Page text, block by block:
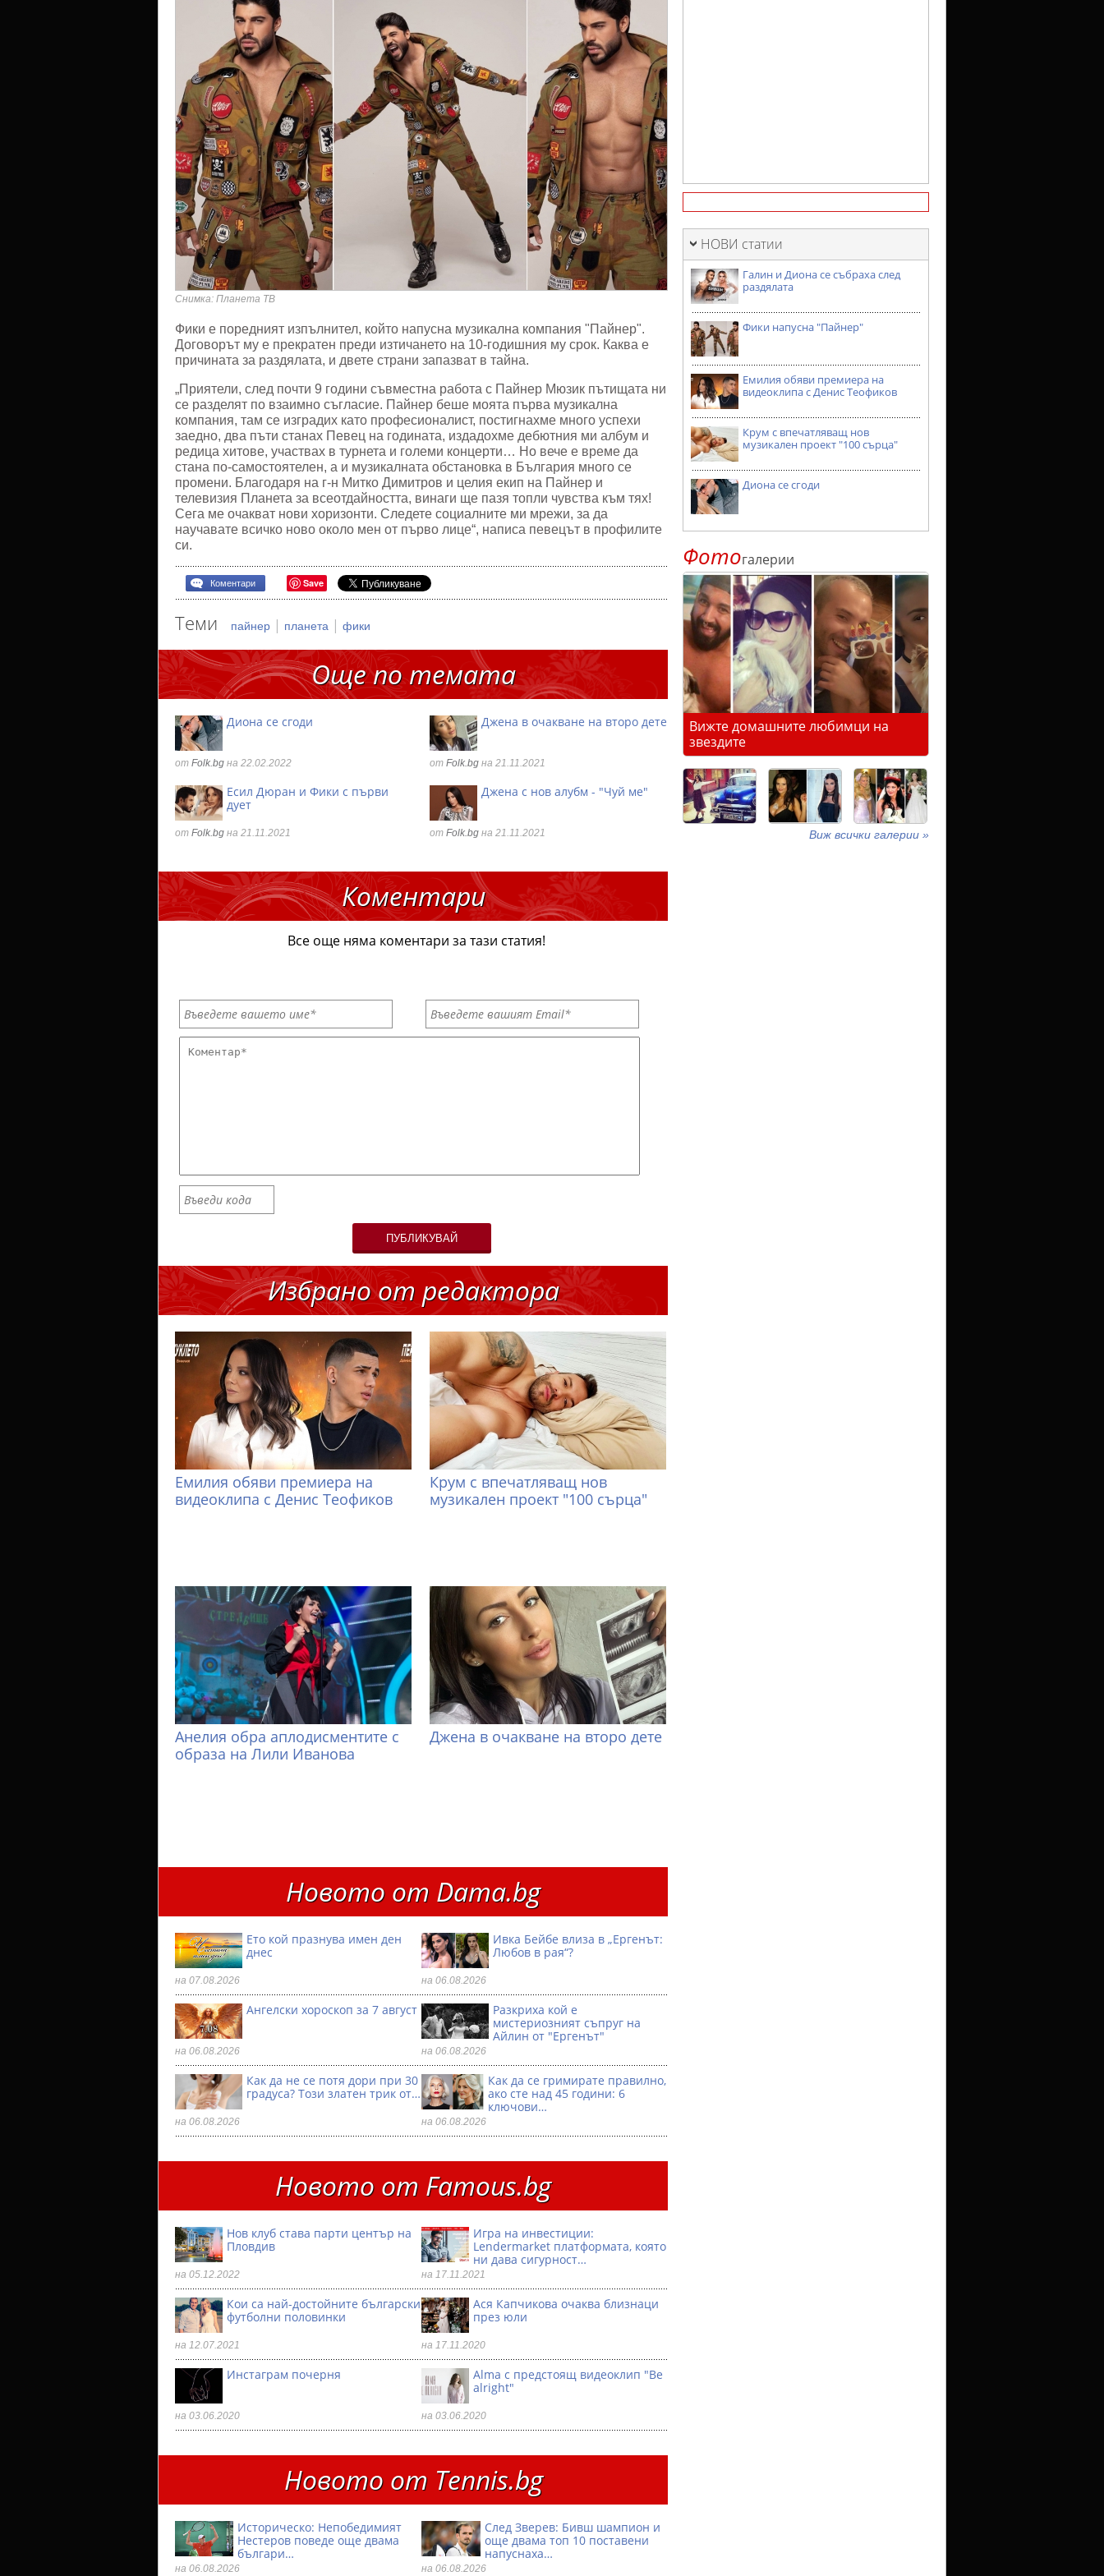
Снимка: Планета ТВ
Фики е поредният изпълнител, който напусна музикална компания "Пайнер".
Договорът му е прекратен преди изтичането на 10-годишния му срок. Каква е
причината за раздялата, и двете страни запазват в тайна.
„Приятели, след почти 9 години съвместна работа с Пайнер Мюзик пътищата ни
се разделят по взаимно съгласие. Пайнер беше моята първа музикална
компания, там се изградих като професионалист, постигнахме много успехи
заедно, два пъти станах Певец на годината, издадохме дебютния ми албум и
редица хитове, участвах в турнета и големи концерти… Но вече е време да
стана по-самостоятелен, а и музикалната обстановка в България много се
промени. Благодаря на г-н Митко Димитров и целия екип на Пайнер и
телевизия Планета за всеотдайността, винаги ще пазя топли чувства към тях!
Сега ме очакват нови хоризонти. Следете социалните ми мрежи, за да
научавате всичко ново около мен от първо лице“, написа певецът в профилите
си.
Коментари Save
Теми пайнер | планета | фики
Още по темата
Диона се сгоди
от Folk.bg на 22.02.2022
Джена в очакване на второ дете
от Folk.bg на 21.11.2021
Есил Дюран и Фики с първи
дует
от Folk.bg на 21.11.2021
Джена с нов алубм - "Чуй ме"
от Folk.bg на 21.11.2021
Коментари
Все още няма коментари за тази статия!
ПУБЛИКУВАЙ
Избрано от редактора
Емилия обяви премиера на
видеоклипа с Денис Теофиков
Крум с впечатляващ нов
музикален проект "100 сърца"
Анелия обра аплодисментите с
образа на Лили Иванова
Джена в очакване на второ дете
Новото от Dama.bg
Ето кой празнува имен ден
днес
на 07.08.2026
Ивка Бейбе влиза в „Ергенът:
Любов в рая“?
на 06.08.2026
Ангелски хороскоп за 7 август
на 06.08.2026
Разкриха кой е
мистериозният съпруг на
Айлин от "Ергенът"
на 06.08.2026
Как да не се потя дори при 30
градуса? Този златен трик от…
на 06.08.2026
Как да се гримирате правилно,
ако сте над 45 години: 6
ключови…
на 06.08.2026
Новото от Famous.bg
Нов клуб става парти център на
Пловдив
на 05.12.2022
Игра на инвестиции:
Lendermarket платформата, която
ни дава сигурност…
на 17.11.2021
Кои са най-достойните български
футболни половинки
на 12.07.2021
Ася Капчикова очаква близнаци
през юли
на 17.11.2020
Инстаграм почерня
на 03.06.2020
Alma с предстоящ видеоклип "Be
alright"
на 03.06.2020
Новото от Тennis.bg
Историческо: Непобедимият
Нестеров поведе още двама
българи…
на 06.08.2026
След Зверев: Бивш шампион и
още двама топ 10 поставени
напуснаха…
на 06.08.2026
НОВИ статии
Галин и Диона се събраха след
раздялата
Фики напусна "Пайнер"
Емилия обяви премиера на
видеоклипа с Денис Теофиков
Крум с впечатляващ нов
музикален проект "100 сърца"
Диона се сгоди
Фотогалерии
Вижте домашните любимци на
звездите
Виж всички галерии »